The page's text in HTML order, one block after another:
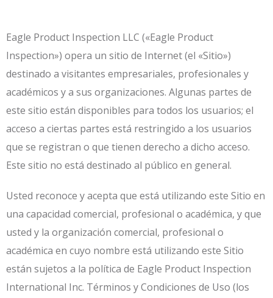
Eagle Product Inspection LLC («Eagle Product
Inspection») opera un sitio de Internet (el «Sitio»)
destinado a visitantes empresariales, profesionales y
académicos y a sus organizaciones. Algunas partes de
este sitio están disponibles para todos los usuarios; el
acceso a ciertas partes está restringido a los usuarios
que se registran o que tienen derecho a dicho acceso.
Este sitio no está destinado al público en general.
Usted reconoce y acepta que está utilizando este Sitio en
una capacidad comercial, profesional o académica, y que
usted y la organización comercial, profesional o
académica en cuyo nombre está utilizando este Sitio
están sujetos a la política de Eagle Product Inspection
International Inc. Términos y Condiciones de Uso (los